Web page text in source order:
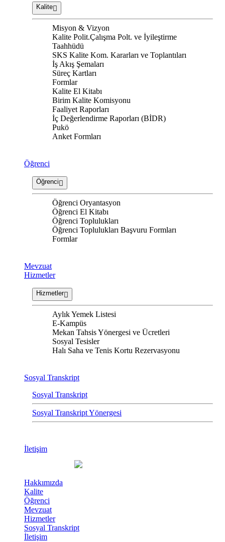
Kalite
Misyon & Vizyon
Kalite Polit.Çalışma Polt. ve İyileştirme
Taahhüdü
SKS Kalite Kom. Kararları ve Toplantıları
İş Akış Şemaları
Süreç Kartları
Formlar
Kalite El Kitabı
Birim Kalite Komisyonu
Faaliyet Raporları
İç Değerlendirme Raporları (BİDR)
Pukö
Anket Formları
Öğrenci
Öğrenci
Öğrenci Oryantasyon
Öğrenci El Kitabı
Öğrenci Toplulukları
Öğrenci Toplulukları Başvuru Formları
Formlar
Mevzuat
Hizmetler
Hizmetler
Aylık Yemek Listesi
E-Kampüs
Mekan Tahsis Yönergesi ve Ücretleri
Sosyal Tesisler
Halı Saha ve Tenis Kortu Rezervasyonu
Sosyal Transkript
Sosyal Transkript
Sosyal Transkript Yönergesi
İletişim
Hakkımızda
Kalite
Öğrenci
Mevzuat
Hizmetler
Sosyal Transkript
İletişim